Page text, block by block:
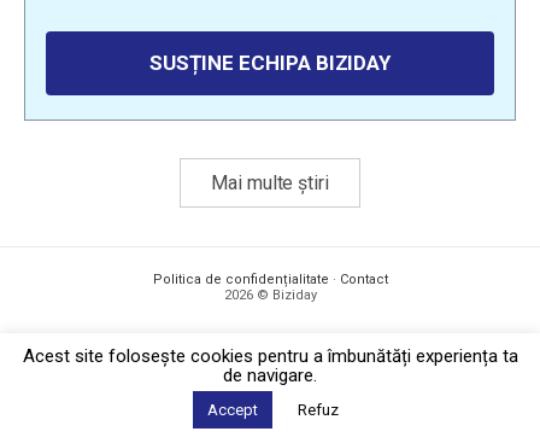
SUSȚINE ECHIPA BIZIDAY
Mai multe știri
Politica de confidențialitate · Contact
2026 © Biziday
Acest site foloseşte cookies pentru a îmbunătăți experiența ta
de navigare.
Accept Refuz